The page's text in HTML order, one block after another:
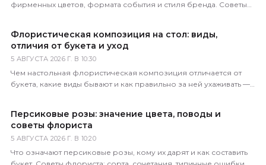
фирменных цветов, формата события и стиля бренда. Советы
Флористическая композиция на стол: виды,
отличия от букета и уход
5 АВГУСТА 2026 Г. В 10:30
Чем настольная флористическая композиция отличается от
букета, какие виды бывают и как правильно за ней ухаживать —
Персиковые розы: значение цвета, поводы и
советы флориста
5 АВГУСТА 2026 Г. В 10:20
Что означают персиковые розы, кому их дарят и как составить